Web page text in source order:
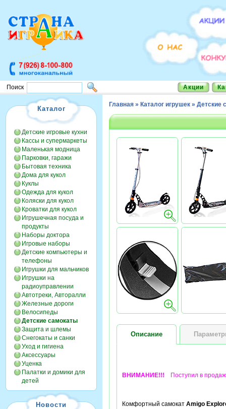
Поиск Акции
Каталог
Детские игровые кухни
Кассы и супермаркеты
Маленькая модница
Парковки, гаражи
Бытовая техника
Дома для кукол
Куклы
Одежда для кукол
Коляски для кукол
Кроватки для кукол
Игрушечная посуда и
продукты
Наборы доктора
Игровые наборы
Детские компьютеры и
телефоны
Игрушки для мальчиков
Игрушки на
радиоуправлении
Автотреки, Авторалли
Железные дороги
Велосипеды
Детские самокаты
Защита и шлемы
Снегокаты и санки
Уход и гигиена
Аксессуары
Уценка
Палатки и домики для
детей
Новости
Главная » Каталог игрушек » Детские
Описание
ВНИМАНИЕ!!! Поступил в
Комфортный самокат Amigo